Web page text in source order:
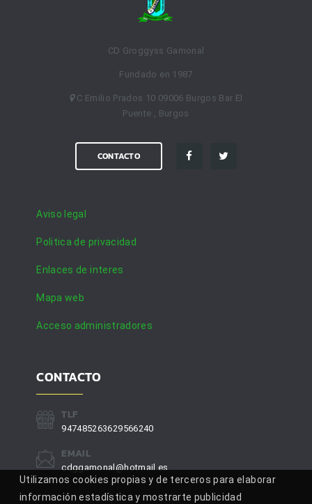
CD Groggyss Gamonal
Fundado en 1987
C Emilio Prados 10 09006 Burgos Bar El
Puente , Burgos
CONTACTO
Aviso legal
Politica de privacidad
Enlaces de interes
Mapa web
Acceso administradores
CONTACTO
TLF
947485263629566240
EMAIL
cdggamonal@hotmail.es
Utilizamos cookies propias y de terceros para elaborar
información estadística y mostrarte publicidad